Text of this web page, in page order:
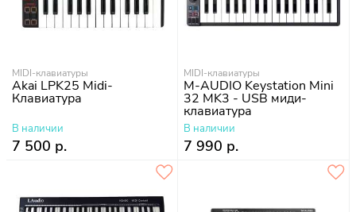
MIDI-клавиатуры
Akai LPK25 Midi-
Клавиатура
В наличии
7 500 р.
MIDI-клавиатуры
M-AUDIO Keystation Mini
32 MK3 - USB миди-
клавиатура
В наличии
7 990 р.